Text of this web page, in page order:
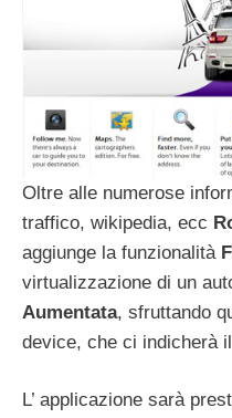
Oltre alle numerose
traffico, wikipedia, ecc
aggiunge la funzionalità
virtualizzazione di un
Aumentata, sfruttando
device, che ci indicherà
L’ applicazione sarà